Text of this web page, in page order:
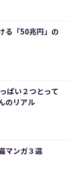
る「50兆円」の
ぱい２つとって
のリアル
マンガ３選